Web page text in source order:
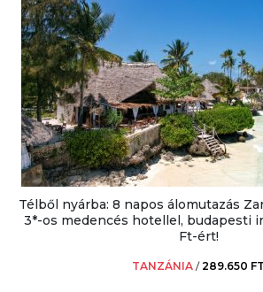
Télből nyárba: 8 napos álomutazás
3*-os medencés hotellel, budapesti
Ft-ért!
TANZÁNIA /289.650 FT